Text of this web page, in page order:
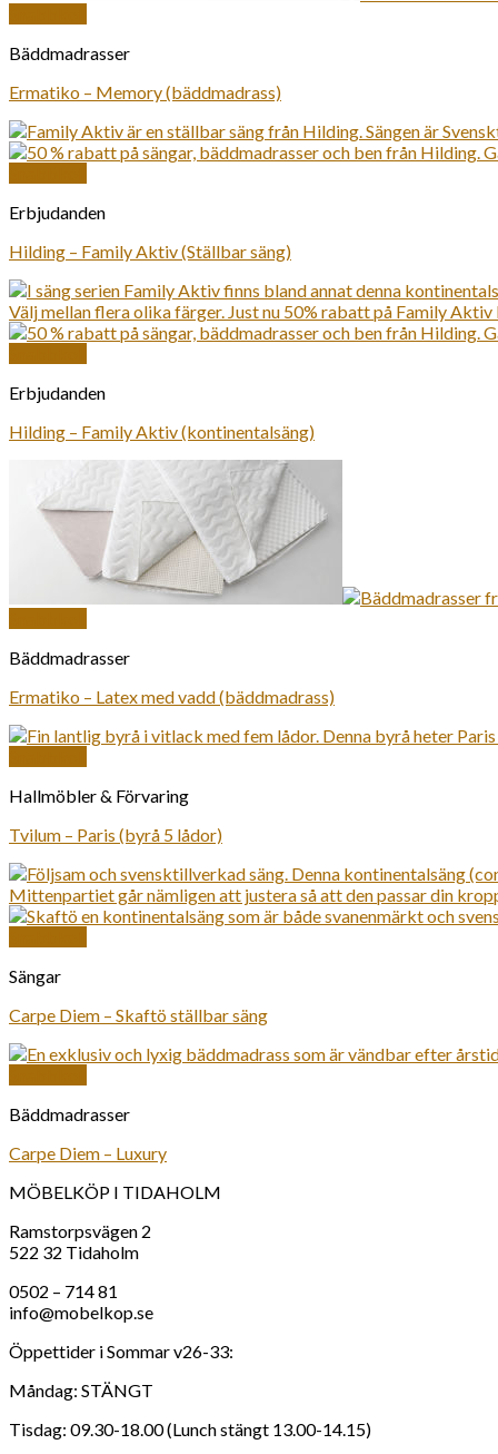
Bäddmadrasser
Ermatiko – Memory (bäddmadrass)
Erbjudanden
Hilding – Family Aktiv (Ställbar säng)
Erbjudanden
Hilding – Family Aktiv (kontinentalsäng)
Bäddmadrasser
Ermatiko – Latex med vadd (bäddmadrass)
Hallmöbler & Förvaring
Tvilum – Paris (byrå 5 lådor)
Sängar
Carpe Diem – Skaftö ställbar säng
Bäddmadrasser
Carpe Diem – Luxury
MÖBELKÖP I TIDAHOLM
Ramstorpsvägen 2
522 32 Tidaholm
0502 – 714 81
info@mobelkop.se
Öppettider i Sommar v26-33:
Måndag: STÄNGT
Tisdag: 09.30-18.00 (Lunch stängt 13.00-14.15)